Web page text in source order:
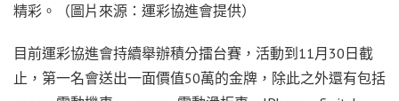
精彩。（圖片來源：運彩協進會提供）
目前運彩協進會持續舉辦積分擂台賽，活動到11月30日截
止，第一名會送出一面價值50萬的金牌，除此之外還有包括